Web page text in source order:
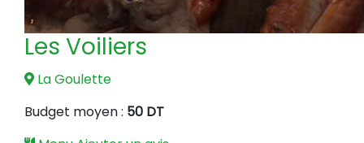
Les Voiliers
La Goulette
Budget moyen : 50 DT